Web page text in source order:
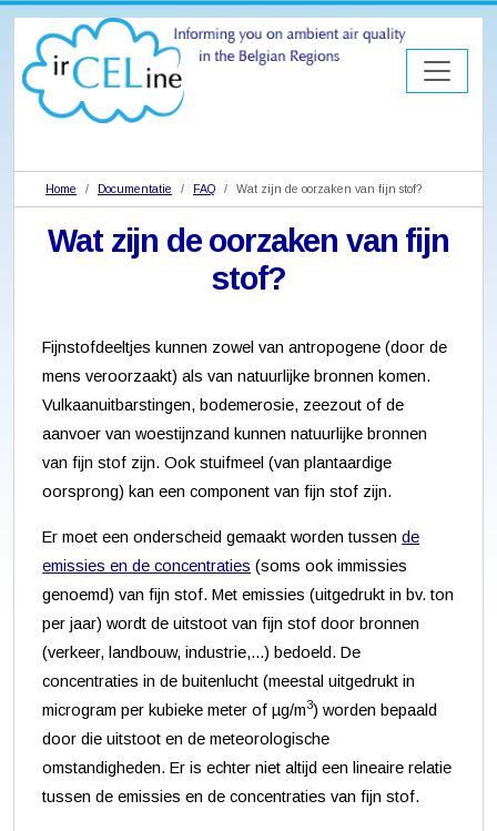
Home Documentatie FAQ Wat zijn de oorzaken van fijn stof?
Wat zijn de oorzaken van fijn
stof?
Fijnstofdeeltjes kunnen zowel van antropogene (door de
mens veroorzaakt) als van natuurlijke bronnen komen.
Vulkaanuitbarstingen, bodemerosie, zeezout of de
aanvoer van woestijnzand kunnen natuurlijke bronnen
van fijn stof zijn. Ook stuifmeel (van plantaardige
oorsprong) kan een component van fijn stof zijn.
Er moet een onderscheid gemaakt worden tussende
emissies en de concentraties (soms ook immissies
genoemd) van fijn stof. Met emissies (uitgedrukt in bv. ton
per jaar) wordt de uitstoot van fijn stof door bronnen
(verkeer, landbouw, industrie,...) bedoeld. De
concentraties in de buitenlucht (meestal uitgedrukt in
microgram per kubieke meter of µg/m3) worden bepaald
door die uitstoot en de meteorologische
omstandigheden. Er is echter niet altijd een lineaire relatie
tussen de emissies en de concentraties van fijn stof.